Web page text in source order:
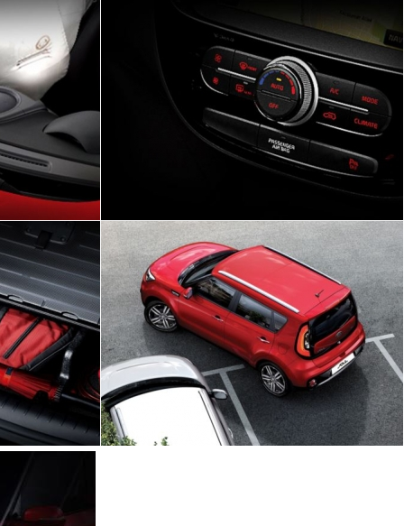
de negócio
de acordo com
seus dados
para uso
legislações e
relacionadas
sobre outros
sobre outros
conosco ou telefone
a entrega de
legais.